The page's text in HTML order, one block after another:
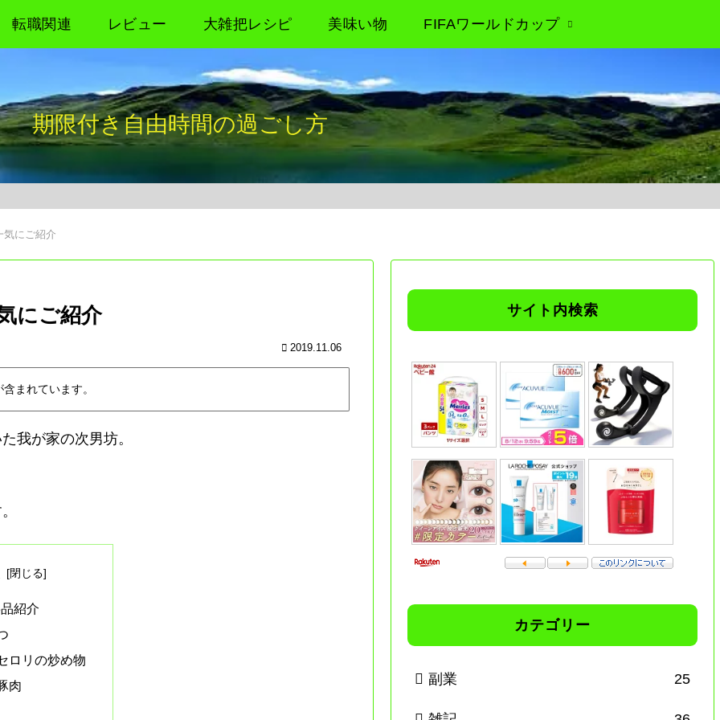
期限付き自由時間の過ごし方
転職関連 レビュー 大雑把レシピ 美味い物 FIFAワールドカップ
気にご紹介
にご紹介
2019.11.06
まれています。
我が家の次男坊。
紹介
ロリの炒め物
肉
サイト内検索
カテゴリー
副業 25